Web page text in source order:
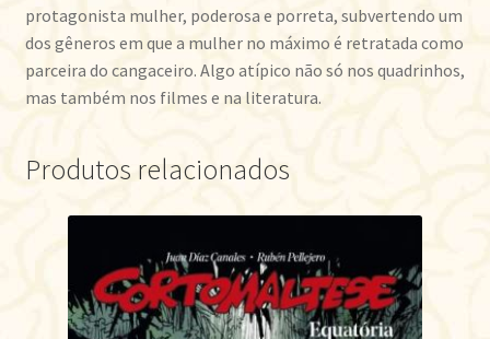
protagonista mulher, poderosa e porreta, subvertendo um
dos gêneros em que a mulher no máximo é retratada como
parceira do cangaceiro. Algo atípico não só nos quadrinhos,
mas também nos filmes e na literatura.
Produtos relacionados